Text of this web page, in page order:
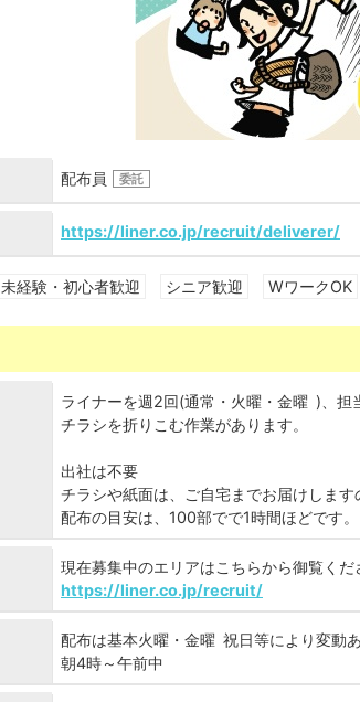
配布員 委託
https://liner.co.jp/recruit/deliverer/
未経験・初心者歓迎 シニア歓迎 WワークOK
ライナーを週2回(通常・火曜・金曜 )、担
チラシを折りこむ作業があります。
出社は不要
チラシや紙面は、ご自宅までお届けします
配布の目安は、100部でで1時間ほどです。
現在募集中のエリアはこちらから御覧くだ
https://liner.co.jp/recruit/
配布は基本火曜・金曜 祝日等により変動
朝4時～午前中